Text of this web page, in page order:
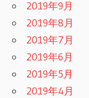
2019年9月
2019年8月
2019年7月
2019年6月
2019年5月
2019年4月